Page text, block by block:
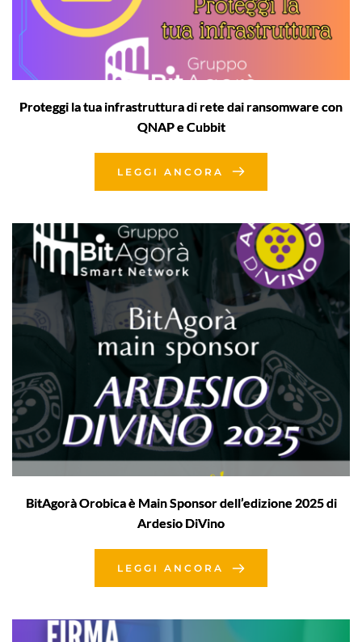
Proteggi la tua infrastruttura di rete dai ransomware con
QNAP e Cubbit
LEGGI ANCORA
BitAgorà Orobica è Main Sponsor dell’edizione 2025 di
Ardesio DiVino
LEGGI ANCORA